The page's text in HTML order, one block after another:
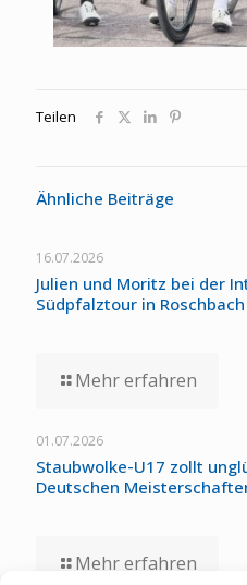
Teilen
Ähnliche Beiträge
16.07.2026
Julien und Moritz bei der
Südpfalztour in Roschbach
Mehr erfahren
01.07.2026
Staubwolke-U17 zollt
Deutschen
Mehr erfahren